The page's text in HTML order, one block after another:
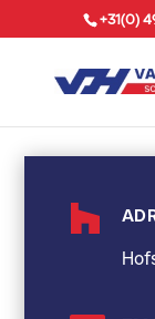
+31(0)
